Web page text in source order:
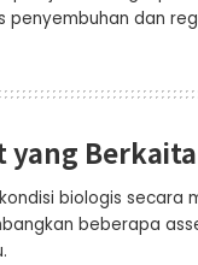
penyembuhan dan
yang
biologis secara
beberapa